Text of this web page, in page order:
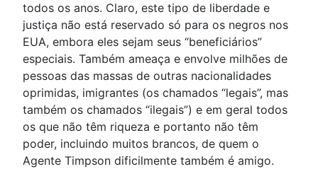
todos os anos. Claro, este tipo de liberdade e
justiça não está reservado só para os negros nos
EUA, embora eles sejam seus “beneficiários”
especiais. Também ameaça e envolve milhões de
pessoas das massas de outras nacionalidades
oprimidas, imigrantes (os chamados “legais”, mas
também os chamados “ilegais”) e em geral todos
os que não têm riqueza e portanto não têm
poder, incluindo muitos brancos, de quem o
Agente Timpson dificilmente também é amigo.